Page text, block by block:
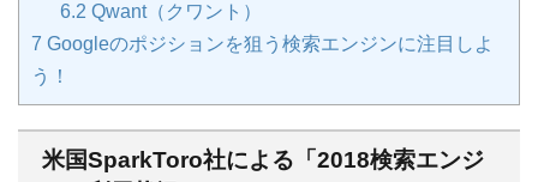
6.2 Qwant（クワント）
7 Googleのポジションを狙う検索エンジンに注目しよ
う！
米国SparkToro社による「2018検索エンジ